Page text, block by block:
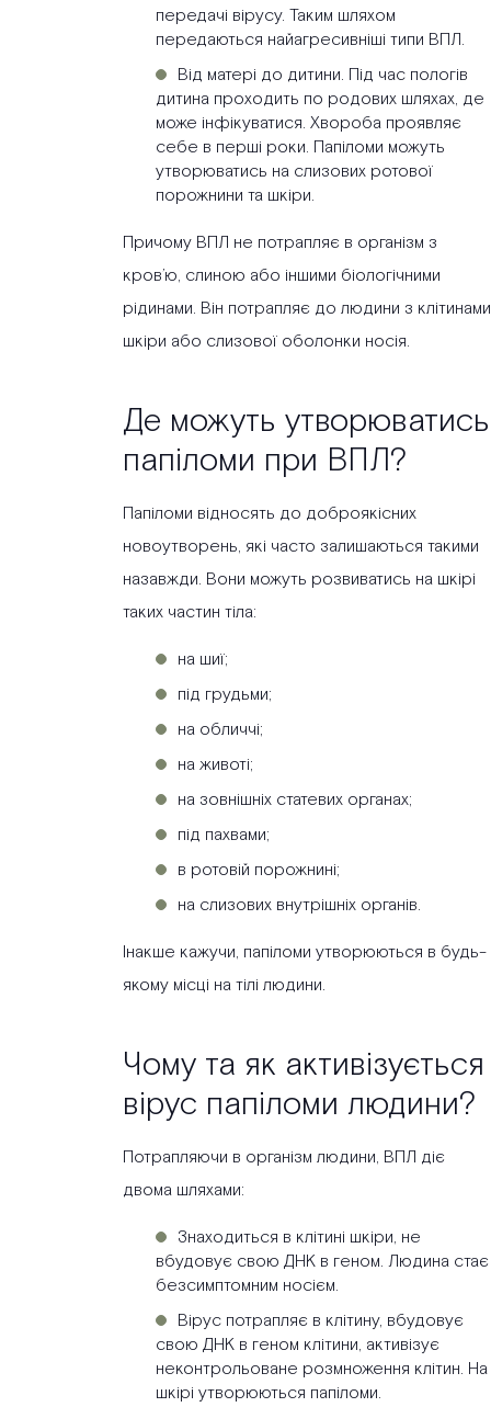
передачі вірусу. Таким шляхом
передаються найагресивніші типи ВПЛ.
Від матері до дитини. Під час пологів
дитина проходить по родових шляхах, де
може інфікуватися. Хвороба проявляє
себе в перші роки. Папіломи можуть
утворюватись на слизових ротової
порожнини та шкіри.
Причому ВПЛ не потрапляє в організм з
кров’ю, слиною або іншими біологічними
рідинами. Він потрапляє до людини з клітинами
шкіри або слизової оболонки носія.
Де можуть утворюватись
папіломи при ВПЛ?
Папіломи відносять до доброякісних
новоутворень, які часто залишаються такими
назавжди. Вони можуть розвиватись на шкірі
таких частин тіла:
на шиї;
під грудьми;
на обличчі;
на животі;
на зовнішніх статевих органах;
під пахвами;
в ротовій порожнині;
на слизових внутрішніх органів.
Інакше кажучи, папіломи утворюються в будь-
якому місці на тілі людини.
Чому та як активізується
вірус папіломи людини?
Потрапляючи в організм людини, ВПЛ діє
двома шляхами:
Знаходиться в клітині шкіри, не
вбудовує свою ДНК в геном. Людина стає
безсимптомним носієм.
Вірус потрапляє в клітину, вбудовує
свою ДНК в геном клітини, активізує
неконтрольоване розмноження клітин. На
шкірі утворюються папіломи.